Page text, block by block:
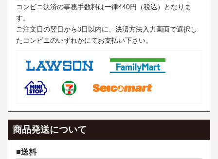
コンビニ決済の事務手数料は一律440円（税込）となりま
す。
ご注文日の翌日から3日以内に、決済方法入力画面で選択し
たコンビニのいずれかにてお支払い下さい。
商品発送について
送料